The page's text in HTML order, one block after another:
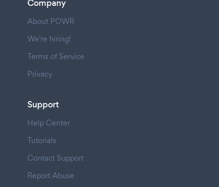
Company
About POWR
We're hiring!
Terms of Service
Privacy
Support
Help Center
Tutorials
Contact Support
Report Abuse